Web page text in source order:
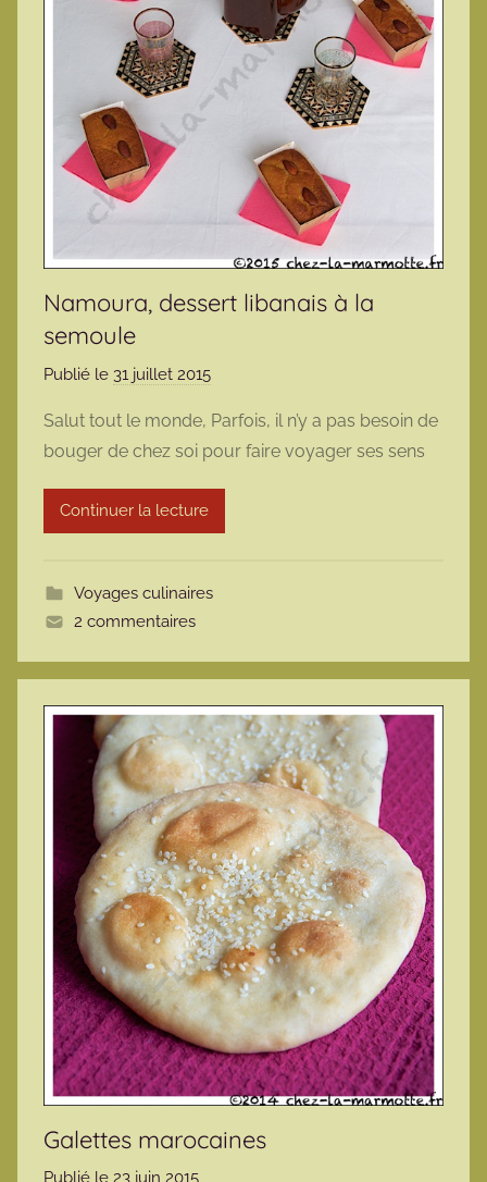
Namoura, dessert libanais à la
semoule
Publié le 31 juillet 2015
r
m
a
t
e
Salut tout le monde, Parfois, il n’y a pas besoin de
bouger de chez soi pour faire voyager ses sens
Continuer la lecture
Voyages culinaires
2 commentaires
Galettes marocaines
Publié le 23 juin 2015